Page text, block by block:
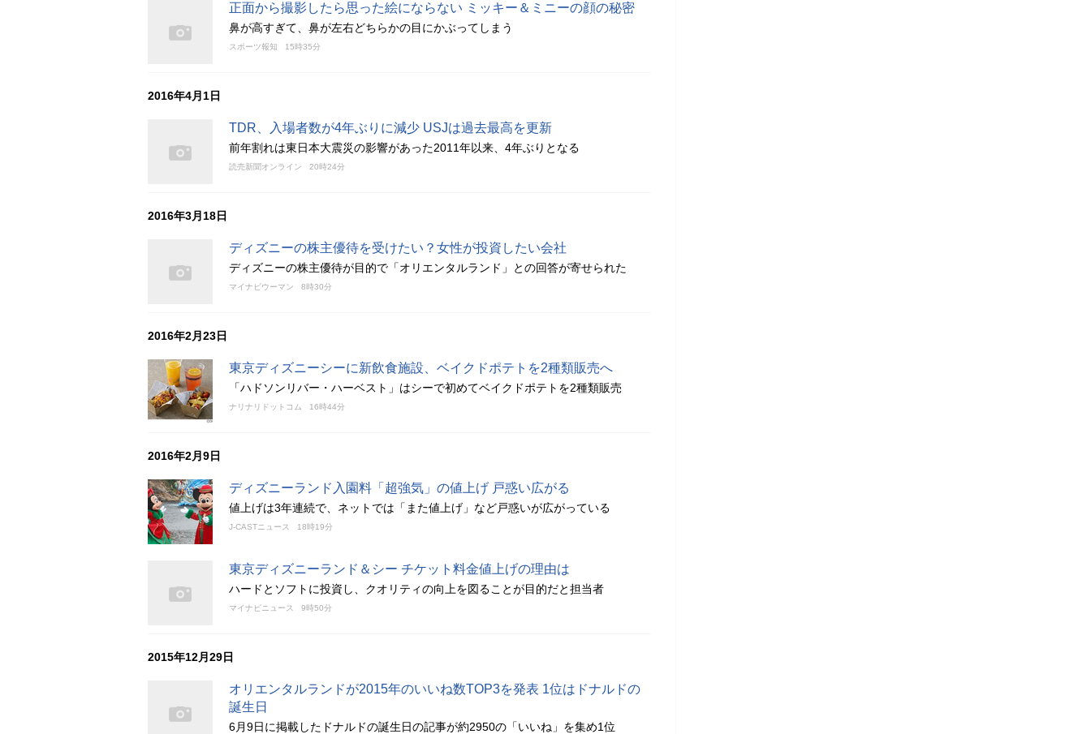
正面から撮影したら思った絵にならない ミッキー＆ミニーの顔の秘密
鼻が高すぎて、鼻が左右どちらかの目にかぶってしまう
スポーツ報知 15時35分
2016年4月1日
TDR、入場者数が4年ぶりに減少 USJは過去最高を更新
前年割れは東日本大震災の影響があった2011年以来、4年ぶりとなる
読売新聞オンライン 20時24分
2016年3月18日
ディズニーの株主優待を受けたい？女性が投資したい会社
ディズニーの株主優待が目的で「オリエンタルランド」との回答が寄せられた
マイナビウーマン 8時30分
2016年2月23日
東京ディズニーシーに新飲食施設、ベイクドポテトを2種類販売へ
「ハドソンリバー・ハーベスト」はシーで初めてベイクドポテトを2種類販売
ナリナリドットコム 16時44分
2016年2月9日
ディズニーランド入園料「超強気」の値上げ 戸惑い広がる
値上げは3年連続で、ネットでは「また値上げ」など戸惑いが広がっている
J-CASTニュース 18時19分
東京ディズニーランド＆シー チケット料金値上げの理由は
ハードとソフトに投資し、クオリティの向上を図ることが目的だと担当者
マイナビニュース 9時50分
2015年12月29日
オリエンタルランドが2015年のいいね数TOP3を発表 1位はドナルドの
誕生日
6月9日に掲載したドナルドの誕生日の記事が約2950の「いいね」を集め1位